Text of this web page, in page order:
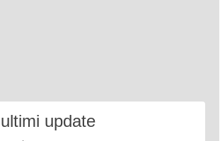
update